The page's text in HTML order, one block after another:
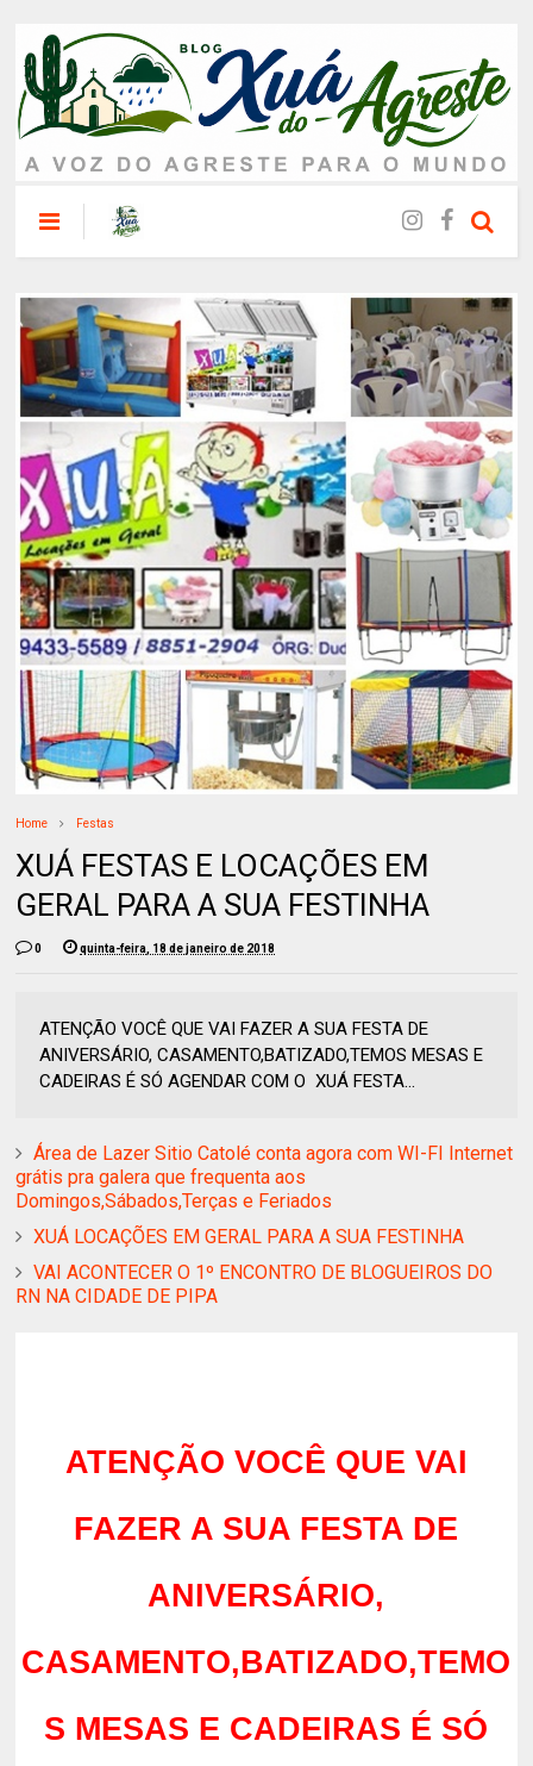
Home Festas
XUÁ FESTAS E LOCAÇÕES EM
GERAL PARA A SUA FESTINHA
0 quinta-feira, 18 de janeiro de 2018
ATENÇÃO VOCÊ QUE VAI FAZER A SUA FESTA DE
ANIVERSÁRIO, CASAMENTO,BATIZADO,TEMOS MESAS E
CADEIRAS É SÓ AGENDAR COM O XUÁ FESTA...
Área de Lazer Sitio Catolé conta agora com WI-FI Internet
grátis pra galera que frequenta aos
Domingos,Sábados,Terças e Feriados
XUÁ LOCAÇÕES EM GERAL PARA A SUA FESTINHA
VAI ACONTECER O 1º ENCONTRO DE BLOGUEIROS DO
RN NA CIDADE DE PIPA
ATENÇÃO VOCÊ QUE VAI
FAZER A SUA FESTA DE
ANIVERSÁRIO,
CASAMENTO,BATIZADO,TEMO
S MESAS E CADEIRAS É SÓ